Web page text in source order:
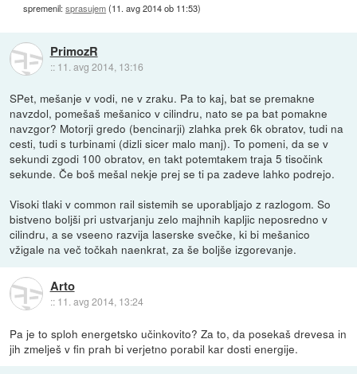
spremenil:sprasujem(11. avg 2014 ob 11:53)
PrimozR
:: 11. avg 2014, 13:16
SPet, mešanje v vodi, ne v zraku. Pa to kaj, bat se premakne
navzdol, pomešaš mešanico v cilindru, nato se pa bat pomakne
navzgor? Motorji gredo (bencinarji) zlahka prek 6k obratov, tudi na
cesti, tudi s turbinami (dizli sicer malo manj). To pomeni, da se v
sekundi zgodi 100 obratov, en takt potemtakem traja 5 tisočink
sekunde. Če boš mešal nekje prej se ti pa zadeve lahko podrejo.
Visoki tlaki v common rail sistemih se uporabljajo z razlogom. So
bistveno boljši pri ustvarjanju zelo majhnih kapljic neposredno v
cilindru, a se vseeno razvija laserske svečke, ki bi mešanico
vžigale na več točkah naenkrat, za še boljše izgorevanje.
Arto
:: 11. avg 2014, 13:24
Pa je to sploh energetsko učinkovito? Za to, da posekaš drevesa in
jih zmelješ v fin prah bi verjetno porabil kar dosti energije.